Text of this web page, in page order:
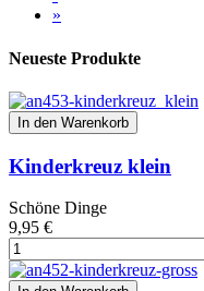
»
Neueste Produkte
In den Warenkorb
Kinderkreuz klein
Schöne Dinge
9,95 €